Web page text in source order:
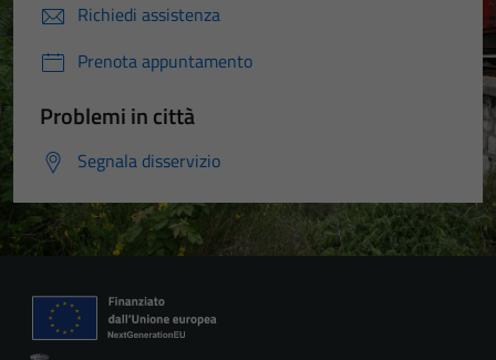
Richiedi assistenza
Prenota appuntamento
Problemi in città
Segnala disservizio